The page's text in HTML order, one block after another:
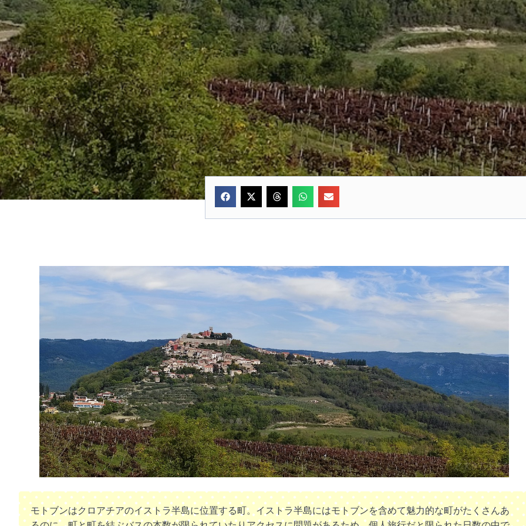
モトブンはクロアチアのイストラ半島に位置する町。イストラ半島にはモトブンを含めて魅力的な町がたくさんあ